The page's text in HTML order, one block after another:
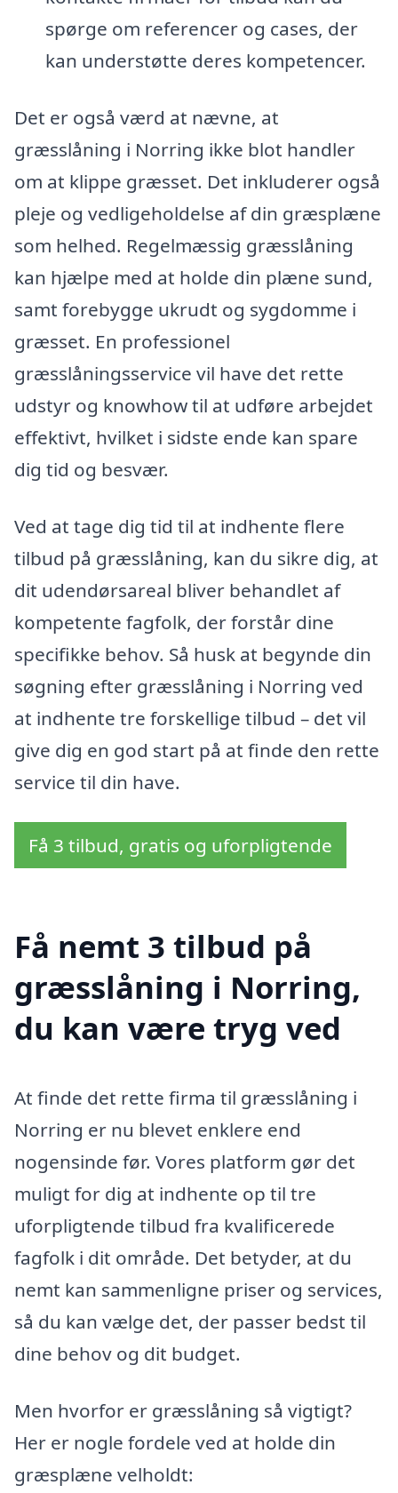
spørge om referencer og cases, der
kan understøtte deres kompetencer.
Det er også værd at nævne, at
græsslåning i Norring ikke blot handler
om at klippe græsset. Det inkluderer også
pleje og vedligeholdelse af din græsplæne
som helhed. Regelmæssig græsslåning
kan hjælpe med at holde din plæne sund,
samt forebygge ukrudt og sygdomme i
græsset. En professionel
græsslåningsservice vil have det rette
udstyr og knowhow til at udføre arbejdet
effektivt, hvilket i sidste ende kan spare
dig tid og besvær.
Ved at tage dig tid til at indhente flere
tilbud på græsslåning, kan du sikre dig, at
dit udendørsareal bliver behandlet af
kompetente fagfolk, der forstår dine
specifikke behov. Så husk at begynde din
søgning efter græsslåning i Norring ved
at indhente tre forskellige tilbud – det vil
give dig en god start på at finde den rette
service til din have.
Få 3 tilbud, gratis og uforpligtende
Få nemt 3 tilbud på
græsslåning i Norring,
du kan være tryg ved
At finde det rette firma til græsslåning i
Norring er nu blevet enklere end
nogensinde før. Vores platform gør det
muligt for dig at indhente op til tre
uforpligtende tilbud fra kvalificerede
fagfolk i dit område. Det betyder, at du
nemt kan sammenligne priser og services,
så du kan vælge det, der passer bedst til
dine behov og dit budget.
Men hvorfor er græsslåning så vigtigt?
Her er nogle fordele ved at holde din
græsplæne velholdt: